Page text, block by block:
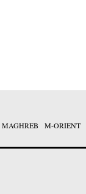
MAGHREB M-ORIENT